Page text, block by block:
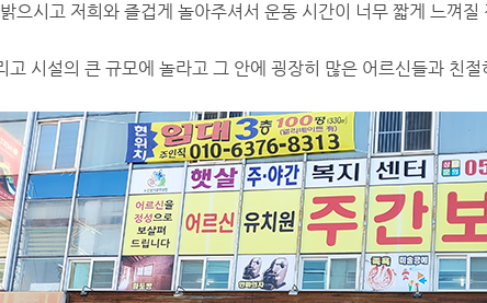
으시고 저희와 즐겁게 놀아주셔서 운동 시간이 너무 짧게 느껴
시설의 큰 규모에 놀라고 그 안에 굉장히 많은 어르신들과 친